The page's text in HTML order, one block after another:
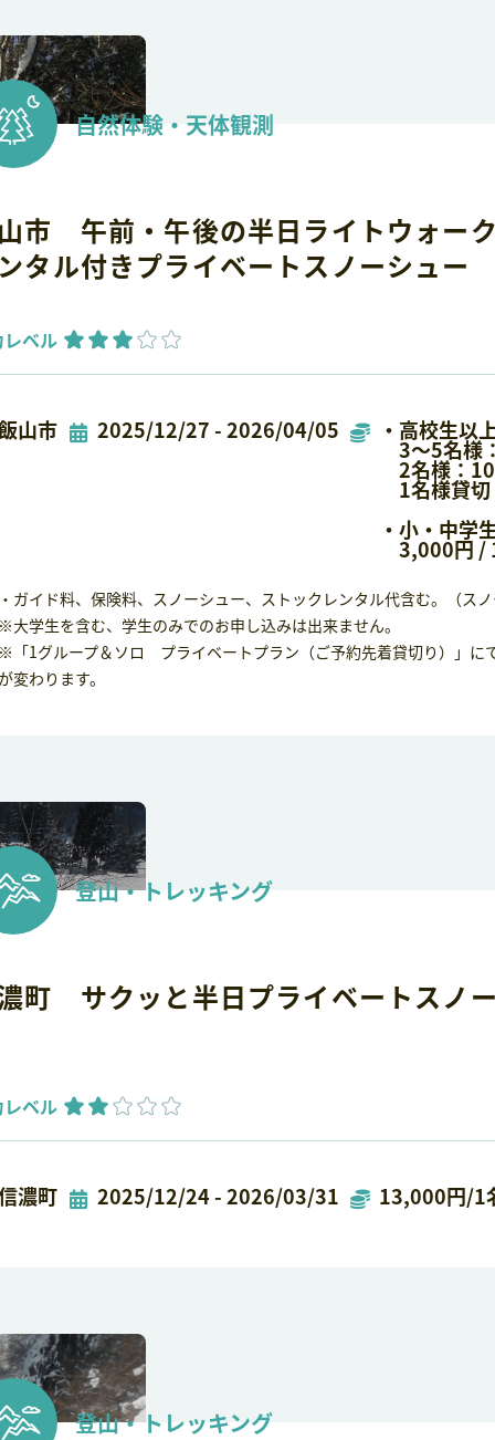
自然体験・天体観測
市 午前・午後の半日ライトウォー
タル付きプライベートスノーシュー
ベル
山市 2025/12/27 - 2026/04/05 ・高校生以
3～5名様
2名様：
1名様貸
・小・中学
3,000円 /
ガイド料、保険料、スノーシュー、ストックレンタル代含む。（スノ
大学生を含む、学生のみでのお申し込みは出来ません。
「1グループ＆ソロ プライベートプラン（ご予約先着貸切り）」に
変わります。
登山・トレッキング
町 サクッと半日プライベートスノ
ベル
濃町 2025/12/24 - 2026/03/31 13,000円/1
登山・トレッキング